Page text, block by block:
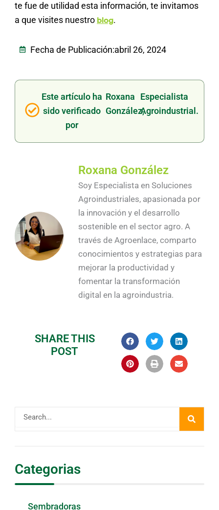
te fue de utilidad esta información, te invitamos
a que visites nuestro blog.
Fecha de Publicación:abril 26, 2024
Este artículo ha
sido verificado
por
Roxana
González,
Especialista
Agroindustrial.
Roxana González
Soy Especialista en Soluciones
Agroindustriales, apasionada por
la innovación y el desarrollo
sostenible en el sector agro. A
través de Agroenlace, comparto
conocimientos y estrategias para
mejorar la productividad y
fomentar la transformación
digital en la agroindustria.
SHARE THIS
POST
Categorias
Sembradoras